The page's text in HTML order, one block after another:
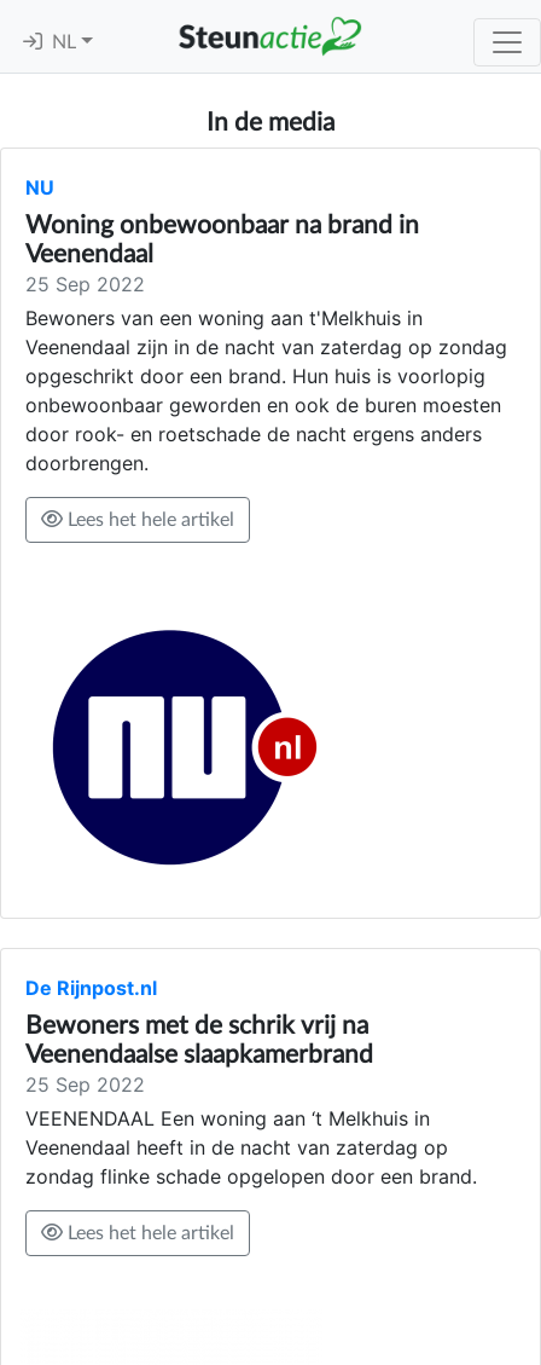
NL
In de media
NU
Woning onbewoonbaar na brand in
Veenendaal
25 Sep 2022
Bewoners van een woning aan t'Melkhuis in
Veenendaal zijn in de nacht van zaterdag op zondag
opgeschrikt door een brand. Hun huis is voorlopig
onbewoonbaar geworden en ook de buren moesten
door rook- en roetschade de nacht ergens anders
doorbrengen.
Lees het hele artikel
De Rijnpost.nl
Bewoners met de schrik vrij na
Veenendaalse slaapkamerbrand
25 Sep 2022
VEENENDAAL Een woning aan ‘t Melkhuis in
Veenendaal heeft in de nacht van zaterdag op
zondag flinke schade opgelopen door een brand.
Lees het hele artikel